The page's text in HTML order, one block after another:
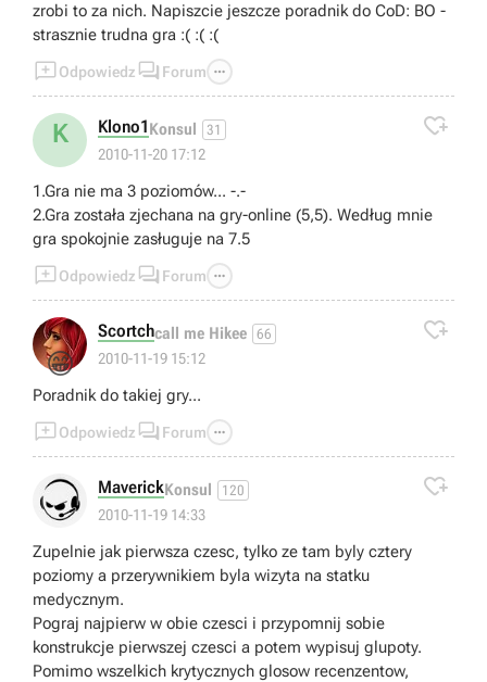
zrobi to za nich. Napiszcie jeszcze poradnik do CoD: BO -
strasznie trudna gra :( :( :(
Odpowiedz  Forum 
K Klono1Konsul 31
2010-11-20 17:12

1.Gra nie ma 3 poziomów... -.-
2.Gra została zjechana na gry-online (5,5). Według mnie
gra spokojnie zasługuje na 7.5
Odpowiedz  Forum 
😁
Scortchcall me Hikee 66
2010-11-19 15:12

Poradnik do takiej gry...
Odpowiedz  Forum 
MaverickKonsul 120
2010-11-19 14:33

Zupelnie jak pierwsza czesc, tylko ze tam byly cztery
poziomy a przerywnikiem byla wizyta na statku
medycznym.
Pograj najpierw w obie czesci i przypomnij sobie
konstrukcje pierwszej czesci a potem wypisuj glupoty.
Pomimo wszelkich krytycznych glosow recenzentow,